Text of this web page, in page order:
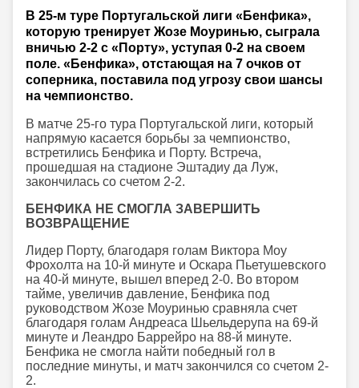
В 25-м туре Португальской лиги «Бенфика»,
которую тренирует Жозе Моуринью, сыграла
вничью 2-2 с «Порту», уступая 0-2 на своем
поле. «Бенфика», отстающая на 7 очков от
соперника, поставила под угрозу свои шансы
на чемпионство.
В матче 25-го тура Португальской лиги, который
напрямую касается борьбы за чемпионство,
встретились Бенфика и Порту. Встреча,
прошедшая на стадионе Эштадиу да Луж,
закончилась со счетом 2-2.
БЕНФИКА НЕ СМОГЛА ЗАВЕРШИТЬ
ВОЗВРАЩЕНИЕ
Лидер Порту, благодаря голам Виктора Моу
Фрохолта на 10-й минуте и Оскара Пьетушевского
на 40-й минуте, вышел вперед 2-0. Во втором
тайме, увеличив давление, Бенфика под
руководством Жозе Моуринью сравняла счет
благодаря голам Андреаса Шьельдерупа на 69-й
минуте и Леандро Баррейро на 88-й минуте.
Бенфика не смогла найти победный гол в
последние минуты, и матч закончился со счетом 2-
2.